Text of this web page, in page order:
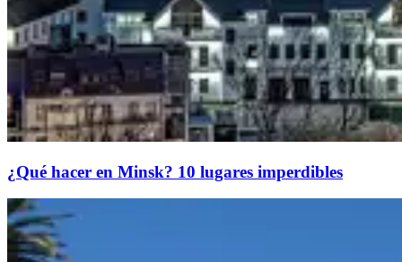
¿Qué hacer en Minsk? 10 lugares imperdibles